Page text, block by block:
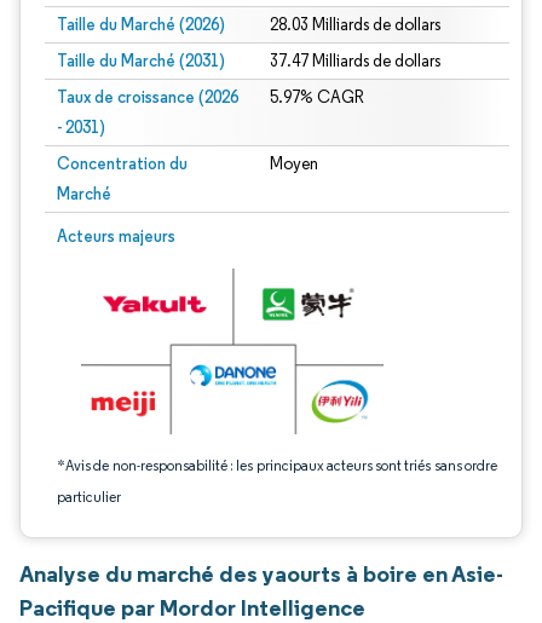
Taille du Marché (2026) 28.03 Milliards de dollars
Taille du Marché (2031) 37.47 Milliards de dollars
Taux de croissance (2026
- 2031)
5.97% CAGR
Concentration du
Marché
Moyen
Acteurs majeurs
*Avis de non-responsabilité : les principaux acteurs sont triés sans ordre
particulier
Image © Mordor Intelligence. La réutilisation nécessite une attribution sous CC
Analyse du marché des yaourts à boire en Asie-
Pacifique par Mordor Intelligence